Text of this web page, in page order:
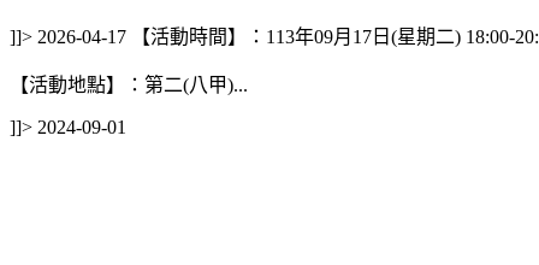
]]> 2026-04-17 【活動時間】：113年09月17日(星期二) 18:00-
【活動地點】：第二(八甲)...
]]> 2024-09-01